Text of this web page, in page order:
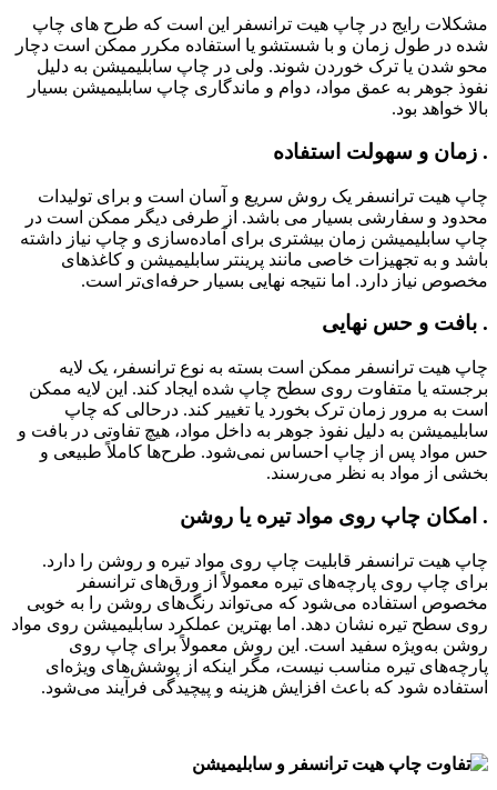
مشکلات رایج در چاپ هیت ترانسفر این است که طرح های چاپ
شده در طول زمان و با شستشو یا استفاده مکرر ممکن است دچار
محو شدن یا ترک خوردن شوند. ولی در چاپ سابلیمیشن به دلیل
نفوذ جوهر به عمق مواد، دوام و ماندگاری چاپ سابلیمیشن بسیار
بالا خواهد بود.
. زمان و سهولت استفاده
چاپ هیت ترانسفر یک روش سریع و آسان است و برای تولیدات
محدود و سفارشی بسیار می باشد. از طرفی دیگر ممکن است در
چاپ سابلیمیشن زمان بیشتری برای آماده‌سازی و چاپ نیاز داشته
باشد و به تجهیزات خاصی مانند پرینتر سابلیمیشن و کاغذهای
مخصوص نیاز دارد. اما نتیجه نهایی بسیار حرفه‌ای‌تر است.
. بافت و حس نهایی
چاپ هیت ترانسفر ممکن است بسته به نوع ترانسفر، یک لایه
برجسته یا متفاوت روی سطح چاپ شده ایجاد کند. این لایه ممکن
است به مرور زمان ترک بخورد یا تغییر کند. درحالی که چاپ
سابلیمیشن به دلیل نفوذ جوهر به داخل مواد، هیچ تفاوتی در بافت و
حس مواد پس از چاپ احساس نمی‌شود. طرح‌ها کاملاً طبیعی و
بخشی از مواد به نظر می‌رسند.
. امکان چاپ روی مواد تیره یا روشن
چاپ هیت ترانسفر قابلیت چاپ روی مواد تیره و روشن را دارد.
برای چاپ روی پارچه‌های تیره معمولاً از ورق‌های ترانسفر
مخصوص استفاده می‌شود که می‌تواند رنگ‌های روشن را به خوبی
روی سطح تیره نشان دهد. اما بهترین عملکرد سابلیمیشن روی مواد
روشن به‌ویژه سفید است. این روش معمولاً برای چاپ روی
پارچه‌های تیره مناسب نیست، مگر اینکه از پوشش‌های ویژه‌ای
استفاده شود که باعث افزایش هزینه و پیچیدگی فرآیند می‌شود.